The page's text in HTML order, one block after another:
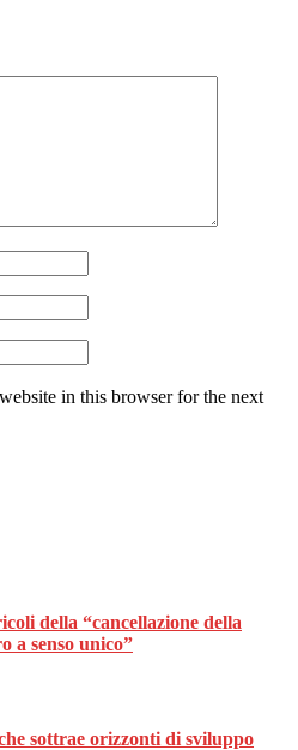
in this browser for the next
della “cancellazione della
a senso unico”
sottrae orizzonti di sviluppo